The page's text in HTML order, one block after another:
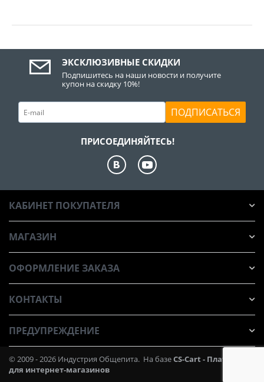
ЭКСКЛЮЗИВНЫЕ СКИДКИ
Подпишитесь на наши новости и получите
купон на скидку 10%!
ПОДПИСАТЬСЯ
ПРИСОЕДИНЯЙТЕСЬ!
КАБИНЕТ ПОКУПАТЕЛЯ
МАГАЗИН
ОФОРМЛЕНИЕ ЗАКАЗА
КОНТАКТЫ
ПРЕДУПРЕЖДЕНИЕ
© 2009 - 2026 Индустрия Общепита. На базеCS-Cart - Платформа
для интернет-магазинов